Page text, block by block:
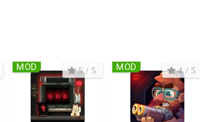
5 / 5
MOD 4 / 5
MOD